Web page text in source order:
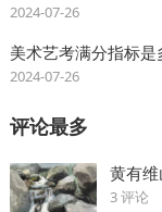
2024-07-26
美术艺考满分指标是
2024-07-26
评论最多
黄有
3 评论